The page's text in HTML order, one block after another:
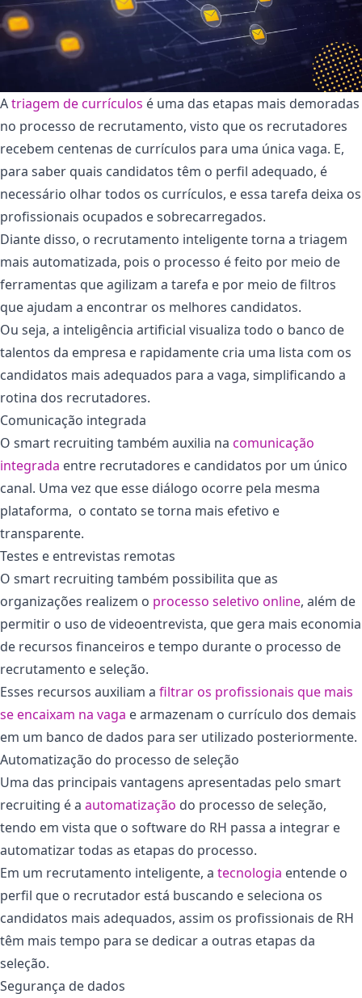
Atriagem de currículos é uma das etapas mais demoradas
no processo de recrutamento, visto que os recrutadores
recebem centenas de currículos para uma única vaga. E,
para saber quais candidatos têm o perfil adequado, é
necessário olhar todos os currículos, e essa tarefa deixa os
profissionais ocupados e sobrecarregados.
Diante disso, o recrutamento inteligente torna a triagem
mais automatizada, pois o processo é feito por meio de
ferramentas que agilizam a tarefa e por meio de filtros
que ajudam a encontrar os melhores candidatos.
Ou seja, a inteligência artificial visualiza todo o banco de
talentos da empresa e rapidamente cria uma lista com os
candidatos mais adequados para a vaga, simplificando a
rotina dos recrutadores.
Comunicação integrada
O smart recruiting também auxilia na comunicação
integrada entre recrutadores e candidatos por um único
canal. Uma vez que esse diálogo ocorre pela mesma
plataforma, o contato se torna mais efetivo e
transparente.
Testes e entrevistas remotas
O smart recruiting também possibilita que as
organizações realizem o processo seletivo online, além de
permitir o uso de videoentrevista, que gera mais economia
de recursos financeiros e tempo durante o processo de
recrutamento e seleção.
Esses recursos auxiliam a filtrar os profissionais que mais
se encaixam na vaga e armazenam o currículo dos demais
em um banco de dados para ser utilizado posteriormente.
Automatização do processo de seleção
Uma das principais vantagens apresentadas pelo smart
recruiting é a automatização do processo de seleção,
tendo em vista que o software do RH passa a integrar e
automatizar todas as etapas do processo.
Em um recrutamento inteligente, a tecnologia entende o
perfil que o recrutador está buscando e seleciona os
candidatos mais adequados, assim os profissionais de RH
têm mais tempo para se dedicar a outras etapas da
seleção.
Segurança de dados